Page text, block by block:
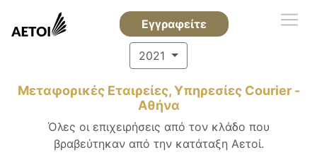
Εγγραφείτε
2021
Μεταφορικές Εταιρείες, Υπηρεσίες Courier -
Αθήνα
Όλες οι επιχειρήσεις από τον κλάδο που
βραβεύτηκαν από την κατάταξη Αετοί.